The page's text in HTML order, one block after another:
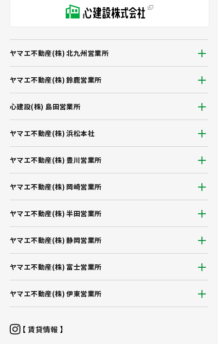
ヤマエ不動産(株) 浜松本社
ヤマエ不動産(株) 静岡営業所
ヤマエ不動産(株) 豊川営業所
ヤマエ不動産(株) 富士営業所
ヤマエ不動産(株) 岡崎営業所
ヤマエ不動産(株) 伊東営業所
ヤマエ不動産(株) 半田営業所
ヤマエ不動産(株) 北九州営業所
ヤマエ不動産(株) 鈴鹿営業所
心建設(株) 島田営業所
【 賃貸情報 】